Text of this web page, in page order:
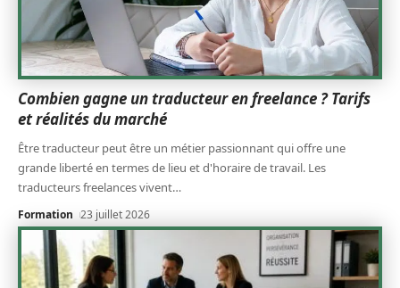
Combien gagne un traducteur en freelance ? Tarifs
et réalités du marché
Être traducteur peut être un métier passionnant qui offre une
grande liberté en termes de lieu et d'horaire de travail. Les
traducteurs freelances vivent…
Formation 23 juillet 2026